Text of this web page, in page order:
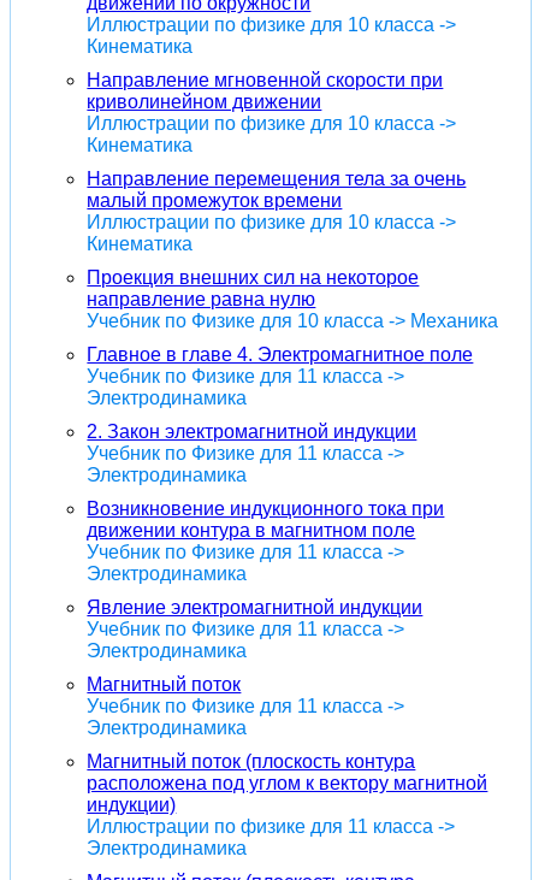
Иллюстрации по физике для 10 класса ->
Кинематика
Направление мгновенной скорости при
криволинейном движении
Иллюстрации по физике для 10 класса ->
Кинематика
Направление перемещения тела за очень
малый промежуток времени
Иллюстрации по физике для 10 класса ->
Кинематика
Проекция внешних сил на некоторое
направление равна нулю
Учебник по Физике для 10 класса -> Механика
Главное в главе 4. Электромагнитное поле
Учебник по Физике для 11 класса ->
Электродинамика
2. Закон электромагнитной индукции
Учебник по Физике для 11 класса ->
Электродинамика
Возникновение индукционного тока при
движении контура в магнитном поле
Учебник по Физике для 11 класса ->
Электродинамика
Явление электромагнитной индукции
Учебник по Физике для 11 класса ->
Электродинамика
Магнитный поток
Учебник по Физике для 11 класса ->
Электродинамика
Магнитный поток (плоскость контура
расположена под углом к вектору магнитной
индукции)
Иллюстрации по физике для 11 класса ->
Электродинамика